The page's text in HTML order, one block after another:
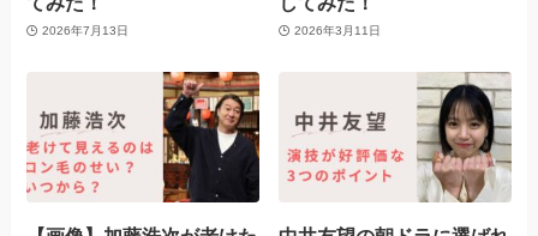
2026年7月13日 2026年3月11日